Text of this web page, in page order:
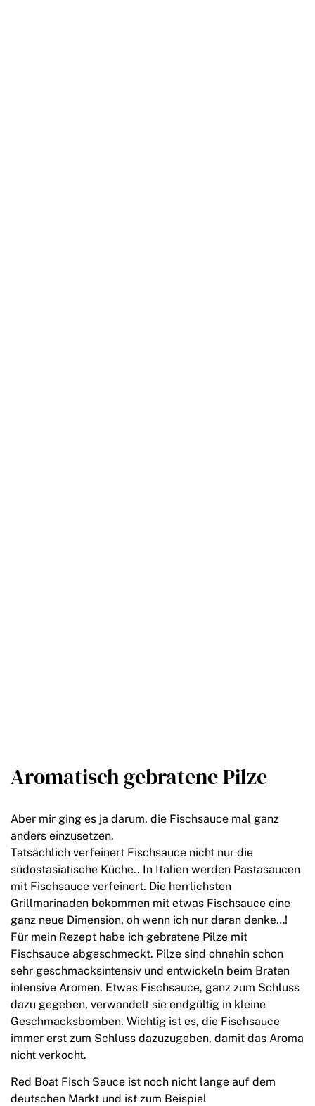
Aromatisch gebratene Pilze
Aber mir ging es ja darum, die Fischsauce mal ganz
anders einzusetzen.
Tatsächlich verfeinert Fischsauce nicht nur die
südostasiatische Küche.. In Italien werden Pastasaucen
mit Fischsauce verfeinert. Die herrlichsten
Grillmarinaden bekommen mit etwas Fischsauce eine
ganz neue Dimension, oh wenn ich nur daran denke…!
Für mein Rezept habe ich gebratene Pilze mit
Fischsauce abgeschmeckt. Pilze sind ohnehin schon
sehr geschmacksintensiv und entwickeln beim Braten
intensive Aromen. Etwas Fischsauce, ganz zum Schluss
dazu gegeben, verwandelt sie endgültig in kleine
Geschmacksbomben. Wichtig ist es, die Fischsauce
immer erst zum Schluss dazuzugeben, damit das Aroma
nicht verkocht.
Red Boat Fisch Sauce ist noch nicht lange auf dem
deutschen Markt und ist zum Beispiel